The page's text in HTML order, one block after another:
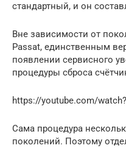
стандартный, и он
Вне зависимости от
Passat, единственным
появлении сервисного
процедуры сброса
https://youtube.com/
Сама процедура
поколений. Поэтому